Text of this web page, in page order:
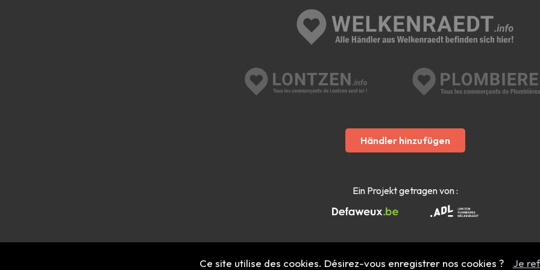
Händler hinzufügen
Ein Projekt getragen von :
Mentions légales- Copyright 2022 - 2026 welkenraedt.info
Ce site utilise des cookies. Désirez-vous enregistrer nos cookies ? Je